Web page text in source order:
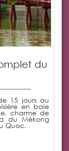
du
15 jours au
en baie
charme de
du Mékong
Quoc.